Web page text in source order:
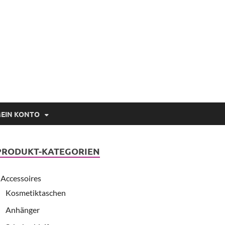
KONTO
KATEGORIEN
Accessoires
Kosmetiktaschen
Anhänger